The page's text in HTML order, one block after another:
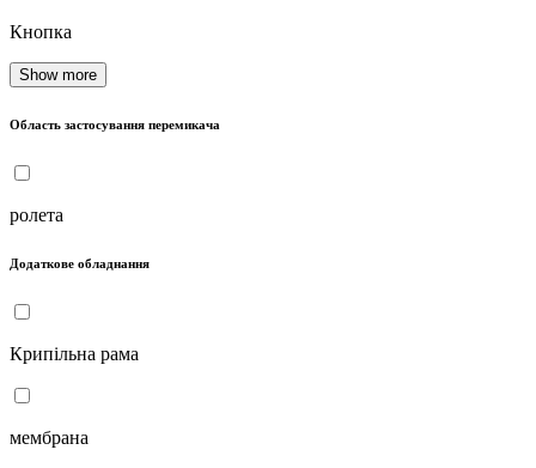
Кнопка
Show more
Область застосування перемикача
ролета
Додаткове обладнання
Крипільна рама
мембрана